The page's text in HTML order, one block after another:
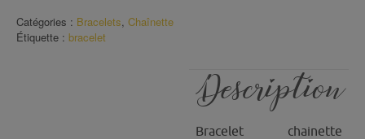
bleu
(5)
Catégories : Bracelets, Chaînette
Étiquette : bracelet
Description
Bracelet chainette